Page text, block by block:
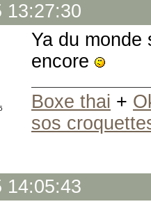
13:27:30
Ya du monde
encore
Boxe thai +
sos
14:05:43